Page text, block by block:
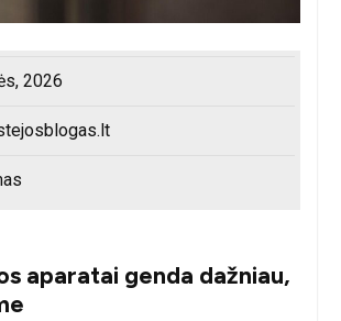
2026
aparatai genda dažniau,